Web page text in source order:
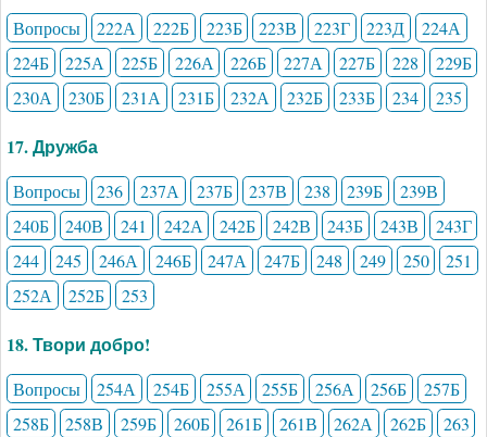
Вопросы 222А 222Б 223Б 223В 223Г 223Д
224А
224Б
225А 225Б 226А 226Б 227А 227Б 228
229Б
230А
230Б 231А 231Б 232А 232Б 233Б 234 235
17. Дружба
Вопросы 236 237А 237Б 237В 238 239Б
239В
240Б
240В 241 242А 242Б 242В 243Б 243В
243Г
244
245 246А 246Б 247А 247Б 248 249 250
251
252А
252Б 253
18. Твори добро!
Вопросы 254А 254Б 255А 255Б 256А 256Б
257Б
258Б
258В 259Б 260Б 261Б 261В 262А 262Б 263